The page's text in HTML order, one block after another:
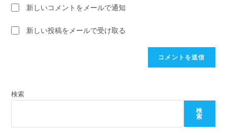
入
力
さ
い
ン
だ
い。
新しいコメントをメールで通知
新しい投稿をメールで受け取る
検索
検
索